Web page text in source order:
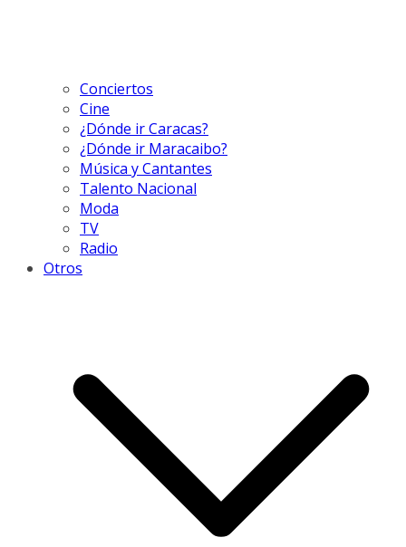
Conciertos
Cine
¿Dónde ir Caracas?
¿Dónde ir Maracaibo?
Música y Cantantes
Talento Nacional
Moda
TV
Radio
Otros